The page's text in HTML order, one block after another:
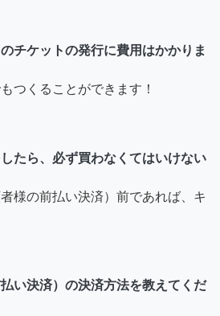
チケットの発行に費用はかかりま
つくることができます！
たら、必ず買わなくてはいけない
様の前払い決済）前であれば、キ
い決済）の決済方法を教えてくだ